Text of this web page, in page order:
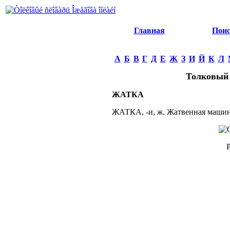
Главная
А Б В Г Д Е Ж З И Й К Л
Толковый
ЖАТКА
ЖАТКА, -и, ж. Жатвенная